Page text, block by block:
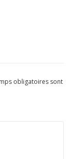
obligatoires sont